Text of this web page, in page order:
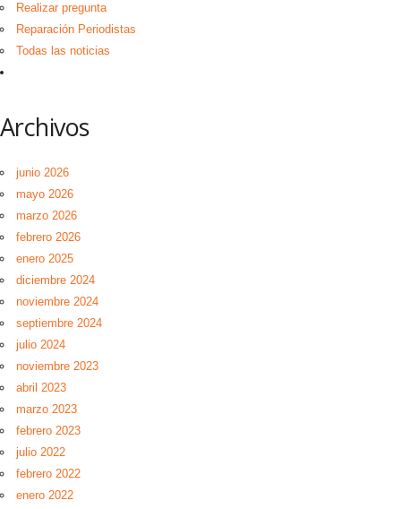
Realizar pregunta
Reparación Periodistas
Todas las noticias
Archivos
junio 2026
mayo 2026
marzo 2026
febrero 2026
enero 2025
diciembre 2024
noviembre 2024
septiembre 2024
julio 2024
noviembre 2023
abril 2023
marzo 2023
febrero 2023
julio 2022
febrero 2022
enero 2022